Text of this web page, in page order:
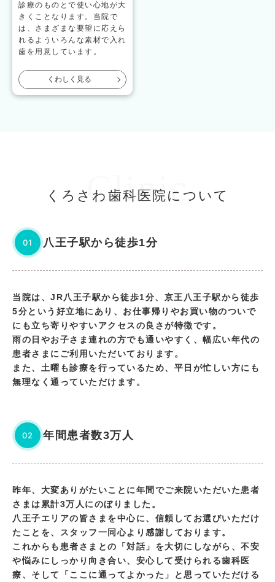
診療のものとで使い心地が大
きくことなります。当院で
は、さまざまな要望に応えら
れるよういろんな素材で入れ
歯を用意しています。
くわしく見る
Clinic
くろさわ歯科医院について
01 八王子駅から徒歩1分
当院は、JR八王子駅から徒歩1分、京王八王子駅から徒歩
5分という好立地にあり、お仕事帰りやお買い物のついで
にも立ち寄りやすいアクセスの良さが特徴です。
雨の日やお子さま連れの方でも通いやすく、幅広い年代の
患者さまにご利用いただいております。
また、土曜も診療を行っているため、平日が忙しい方にも
無理なく通っていただけます。
02 年間患者数3万人
昨年、大変ありがたいことに年間でご来院いただいた患者
さまは累計3万人にのぼりました。
八王子エリアの皆さまを中心に、信頼してお選びいただけ
たことを、スタッフ一同心より感謝しております。
これからも患者さまとの「対話」を大切にしながら、不安
や悩みにしっかり向き合い、安心して受けられる歯科医
療、そして「ここに通ってよかった」と思っていただける